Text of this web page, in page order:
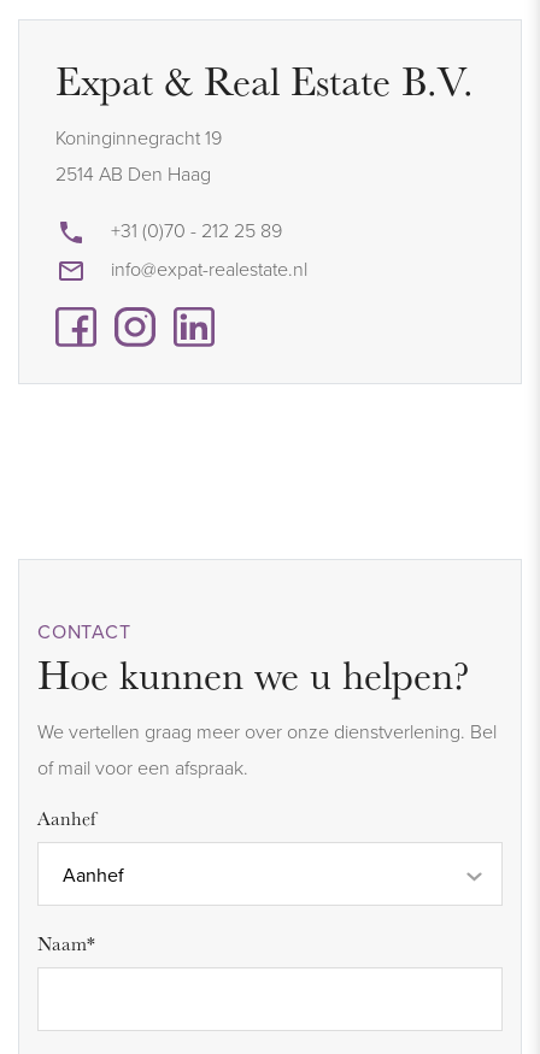
Expat & Real Estate B.V.
Koninginnegracht 19
2514 AB Den Haag
+31 (0)70 - 212 25 89
info@expat-realestate.nl
CONTACT
Hoe kunnen we u helpen?
We vertellen graag meer over onze dienstverlening. Bel
of mail voor een afspraak.
Aanhef
Aanhef
Naam*